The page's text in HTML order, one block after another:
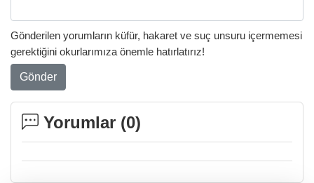
Gönderilen yorumların küfür, hakaret ve suç unsuru içermemesi
gerektiğini okurlarımıza önemle hatırlatırız!
Gönder
Yorumlar (0)